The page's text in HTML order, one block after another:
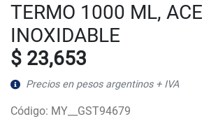
TERMO 1000 ML,
INOXIDABLE
$ 23,653
Precios en pesos argentinos + IVA
Código: MY__GST94679